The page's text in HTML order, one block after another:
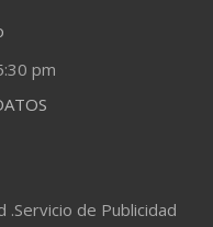
pm
.Servicio de Publicidad